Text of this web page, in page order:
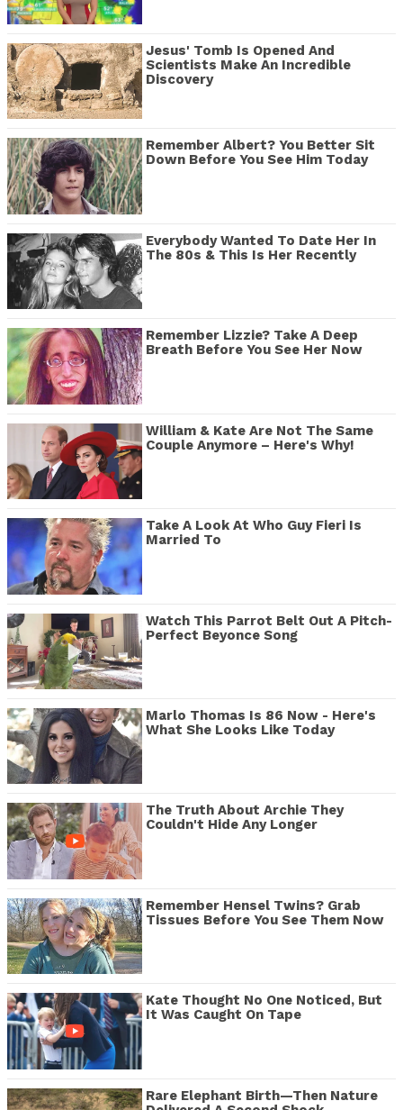
Jesus' Tomb Is Opened And
Scientists Make An Incredible
Discovery
Remember Albert? You Better Sit
Down Before You See Him Today
Everybody Wanted To Date Her In
The 80s & This Is Her Recently
Remember Lizzie? Take A Deep
Breath Before You See Her Now
William & Kate Are Not The Same
Couple Anymore – Here's Why!
Take A Look At Who Guy Fieri Is
Married To
Watch This Parrot Belt Out A Pitch-
Perfect Beyonce Song
Marlo Thomas Is 86 Now - Here's
What She Looks Like Today
The Truth About Archie They
Couldn't Hide Any Longer
Remember Hensel Twins? Grab
Tissues Before You See Them Now
Kate Thought No One Noticed, But
It Was Caught On Tape
Rare Elephant Birth—Then Nature